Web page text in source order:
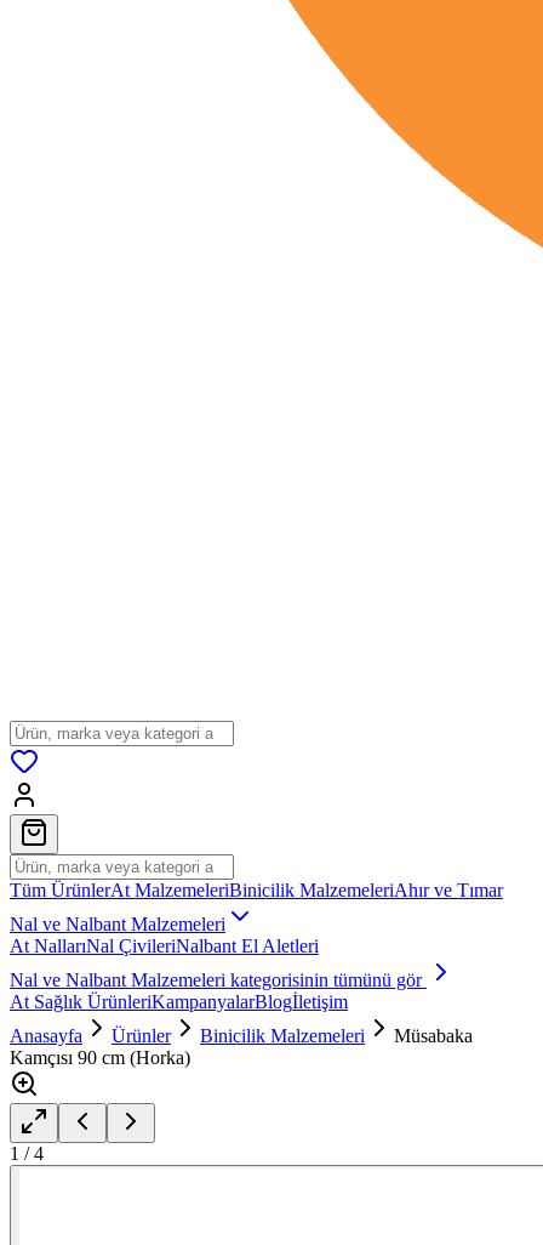
Tüm ÜrünlerAt MalzemeleriBinicilik MalzemeleriAhır ve Tımar
Nal ve Nalbant Malzemeleri
At NallarıNal ÇivileriNalbant El Aletleri
Nal ve Nalbant Malzemeleri kategorisinin tümünü gör
At Sağlık ÜrünleriKampanyalarBlogİletişim
Anasayfa
Ürünler Binicilik Malzemeleri
Müsabaka
Kamçısı 90 cm (Horka)
1 /4